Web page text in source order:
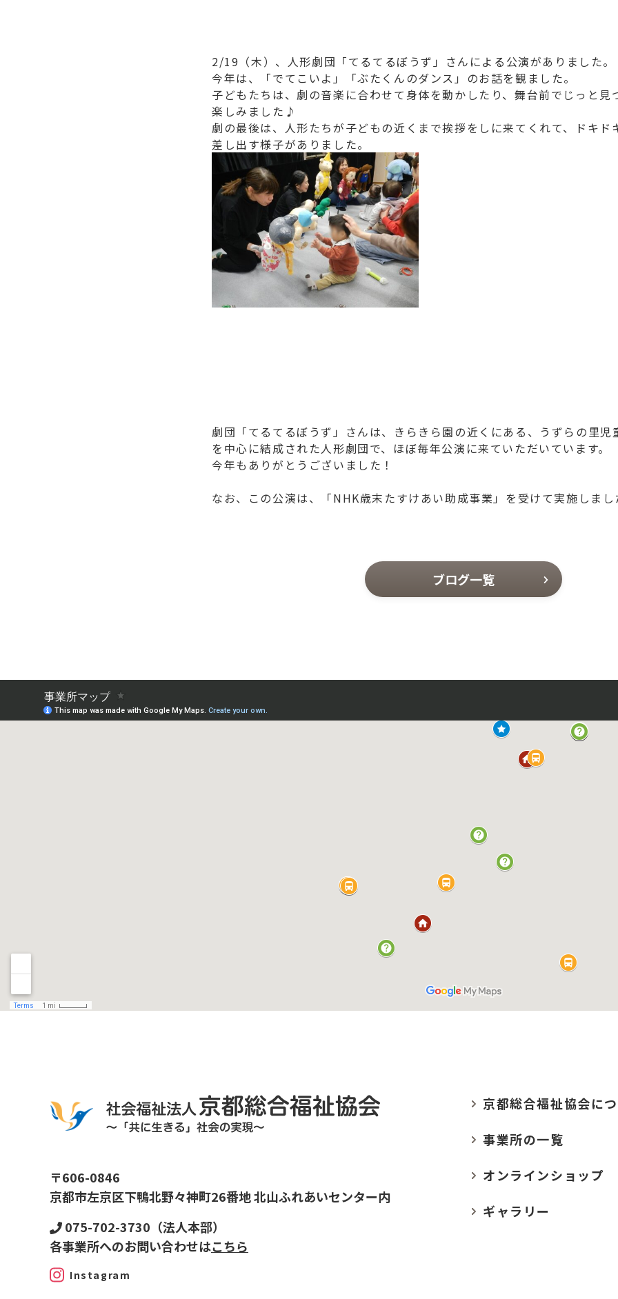
2/19（木）、人形劇団「てるてるぼうず」さんによる公演がありました。
今年は、「でてこいよ」「ぶたくんのダンス」のお話を観ました。
子どもたちは、劇の音楽に合わせて身体を動かしたり、舞台前でじっと見
楽しみました♪
劇の最後は、人形たちが子どもの近くまで挨拶をしに来てくれて、ドキド
差し出す様子がありました。
劇団「てるてるぼうず」さんは、きらきら園の近くにある、うずらの里児
を中心に結成された人形劇団で、ほぼ毎年公演に来ていただいています。
今年もありがとうございました！
なお、この公演は、「NHK歳末たすけあい助成事業」を受けて実施しまし
ブログ一覧
〒606-0846
京都市左京区下鴨北野々神町26番地 北山ふれあいセンター内
075-702-3730（法人本部）
各事業所へのお問い合わせはこちら
Instagram
京都総合福祉協会に
事業所の一覧
オンラインショップ
ギャラリー